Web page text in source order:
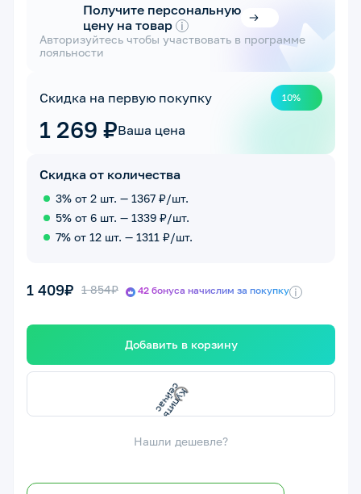
Получите персональную
цену на товар i
Авторизуйтесь чтобы участвовать в программе
лояльности
Скидка на первую покупку 10%
1 269 ₽Ваша цена
Скидка от количества
3% от 2 шт. — 1367 ₽/шт.
5% от 6 шт. — 1339 ₽/шт.
7% от 12 шт. — 1311 ₽/шт.
1 409₽ 1 854₽ 42 бонуса начислим за покупку i
Добавить в корзину
К
у
п
и
т
ь
с
е
й
ч
а
с
Нашли дешевле?